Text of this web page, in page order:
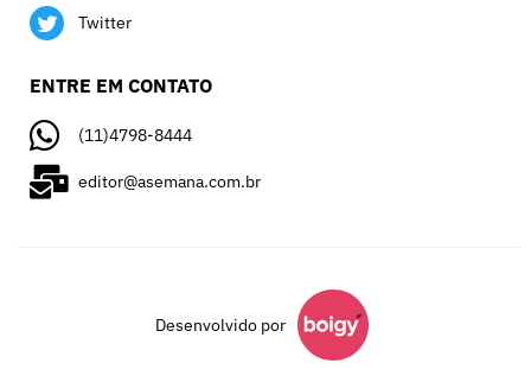
Twitter
ENTRE EM CONTATO
(11)4798-8444
editor@asemana.com.br
Desenvolvido por